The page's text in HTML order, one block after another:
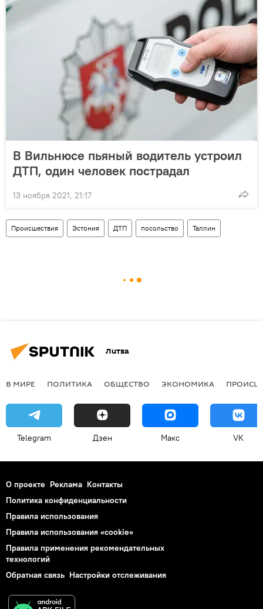
В Вильнюсе пьяный водитель устроил
ДТП, один человек пострадал
13 ноября 2021, 21:17
Происшествия Эстония ДТП посольство Таллин
Литва
В МИРЕ ПОЛИТИКА ОБЩЕСТВО ЭКОНОМИКА
Telegram Дзен Макс VK
О проекте Реклама Контакты
Политика конфиденциальности
Правила использования
Правила использования «cookie»
Правила применения рекомендательных
технологий
Обратная связь Настройки отслеживания